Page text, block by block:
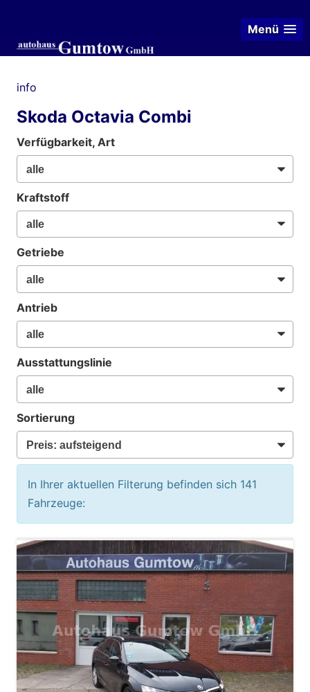
Menü
info
Skoda Octavia Combi
Verfügbarkeit, Art
Kraftstoff
Getriebe
Antrieb
Ausstattungslinie
Sortierung
In Ihrer aktuellen Filterung befinden sich 141
Fahrzeuge: